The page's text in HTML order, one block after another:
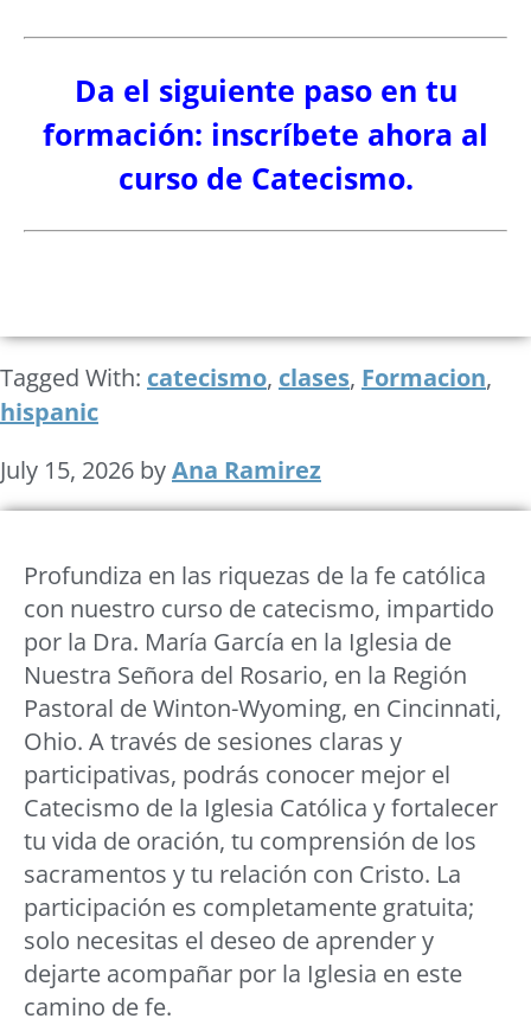
Da el siguiente paso en tu
formación: inscríbete ahora al
curso de Catecismo.
Tagged With: catecismo, clases, Formacion,
hispanic
July 15, 2026 byAna Ramirez
Profundiza en las riquezas de la fe católica
con nuestro curso de catecismo, impartido
por la Dra. María García en la Iglesia de
Nuestra Señora del Rosario, en la Región
Pastoral de Winton-Wyoming, en Cincinnati,
Ohio. A través de sesiones claras y
participativas, podrás conocer mejor el
Catecismo de la Iglesia Católica y fortalecer
tu vida de oración, tu comprensión de los
sacramentos y tu relación con Cristo. La
participación es completamente gratuita;
solo necesitas el deseo de aprender y
dejarte acompañar por la Iglesia en este
camino de fe.